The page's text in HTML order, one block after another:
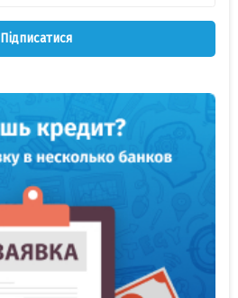
Підписатися